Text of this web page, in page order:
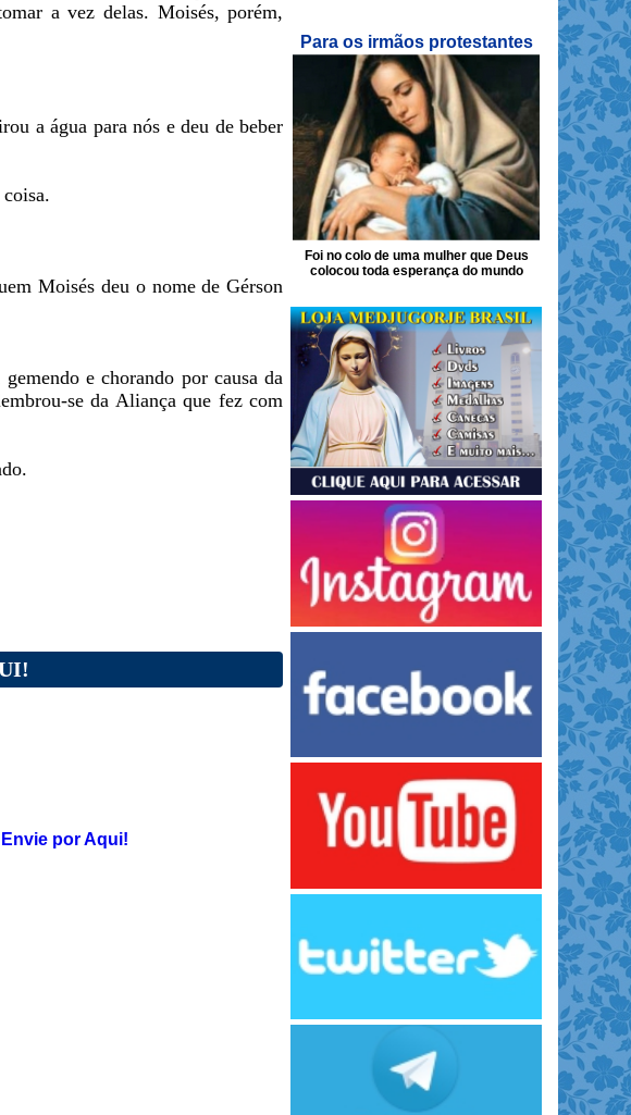
a vez delas. Moisés, porém,
a água para nós e deu de beber
Moisés deu o nome de Gérson
e chorando por causa da
se da Aliança que fez com
Envie por Aqui!
Para os irmãos protestantes
Foi no colo de uma mulher que Deus
colocou toda esperança do mundo